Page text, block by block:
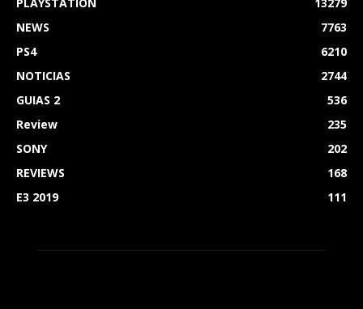
PLAYSTATION
13279
NEWS
7763
PS4
6210
NOTICIAS
2744
GUIAS 2
536
Review
235
SONY
202
REVIEWS
168
E3 2019
111